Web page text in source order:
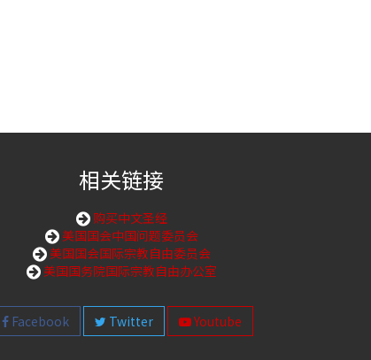
相关链接
购买中文圣经
美国国会中国问题委员会
美国国会国际宗教自由委员会
美国国务院国际宗教自由办公室
Facebook Twitter Youtube